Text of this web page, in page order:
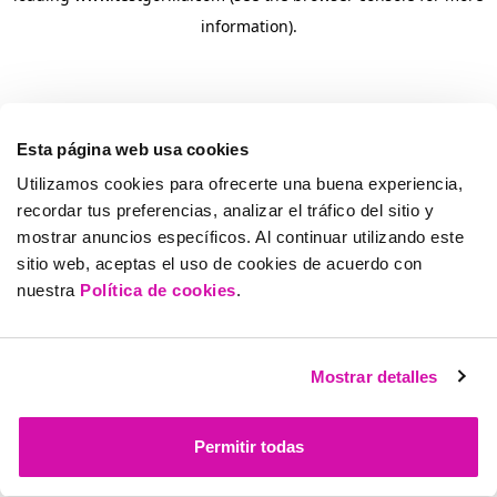
Esta página web usa cookies
Utilizamos cookies para ofrecerte una buena experiencia,
recordar tus preferencias, analizar el tráfico del sitio y
mostrar anuncios específicos. Al continuar utilizando este
sitio web, aceptas el uso de cookies de acuerdo con
nuestra Política de cookies.
Mostrar detalles
Permitir todas
information).